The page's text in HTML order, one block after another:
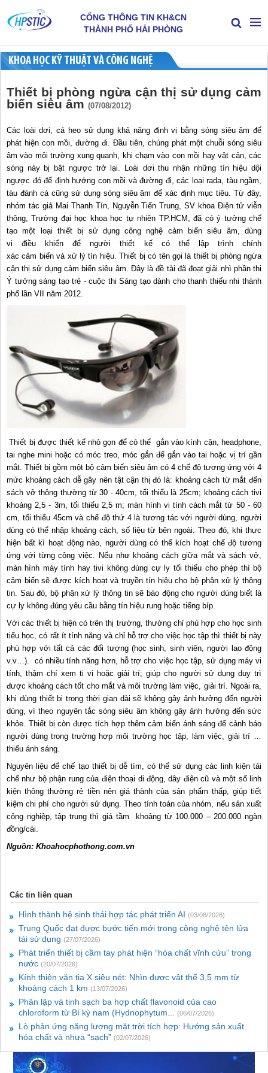
CỔNG THÔNG TIN KH&CN
THÀNH PHỐ HẢI PHÒNG
KHOA HỌC KỸ THUẬT VÀ CÔNG NGHỆ
Thiết bị phòng ngừa cận thị sử dụng cảm
biến siêu âm (07/08/2012)
Các loài dơi, cá heo sử dụng khả năng định vị bằng sóng siêu âm để
phát hiện con mồi, đường đi. Đầu tiên, chúng phát một chuỗi sóng siêu
âm vào môi trường xung quanh, khi chạm vào con mồi hay vật cản, các
sóng này bị bật ngược trở lại. Loài dơi thu nhận những tín hiệu dội
ngược đó để định hướng con mồi và đường đi, các loại rada, tàu ngầm,
tàu đánh cá cũng sử dụng sóng siêu âm để xác định mục tiêu. Từ đây,
nhóm tác giả Mai Thanh Tín, Nguyễn Tiến Trung, SV khoa Điện tử viễn
thông, Trường đại học khoa học tự nhiên TP.HCM, đã có ý tưởng chế
tạo một loại thiết bị sử dụng công nghệ cảm biến siêu âm, dùng
vi điều khiển để người thiết kế có thể lập trình chính
xác cảm biến và xử lý tín hiệu. Thiết bị có tên gọi là thiết bị phòng ngừa
cận thị sử dụng cảm biến siêu âm. Đây là đề tài đã đoạt giải nhì phần thi
Ý tưởng sáng tạo trẻ - cuộc thi Sáng tạo dành cho thanh thiếu nhi thành
phố lần VII năm 2012.
Thiết bị được thiết kế nhỏ gọn để có thể gắn vào kính cận, headphone,
tai nghe mini hoặc có móc treo, móc gắn để gắn vào tai hoặc vị trí gần
mắt. Thiết bị gồm một bộ cảm biến siêu âm có 4 chế độ tương ứng với 4
mức khoảng cách dễ gây nên tật cận thị đó là: khoảng cách từ mắt đến
sách vở thông thường từ 30 - 40cm, tối thiểu là 25cm; khoảng cách tivi
khoảng 2,5 - 3m, tối thiểu 2,5 m; màn hình vi tính cách mắt từ 50 - 60
cm, tối thiểu 45cm và chế độ thứ 4 là tương tác với người dùng, người
dùng có thể nhập khoảng cách, số liệu từ bên ngoài. Theo đó, khi thực
hiện bất kì hoạt động nào, người dùng có thể kích hoạt chế độ tương
ứng với từng công việc. Nếu như khoảng cách giữa mắt và sách vở,
màn hình máy tính hay tivi không đúng cự ly tối thiểu cho phép thì bộ
cảm biến sẽ được kích hoạt và truyền tín hiệu cho bộ phận xử lý thông
tin. Sau đó, bộ phận xử lý thông tin sẽ báo động cho người dùng biết là
cự ly không đúng yêu cầu bằng tín hiệu rung hoặc tiếng bíp.
Với các thiết bị hiện có trên thị trường, thường chỉ phù hợp cho học sinh
tiểu học, có rất ít tính năng và chỉ hỗ trợ cho việc học tập thì thiết bị này
phù hợp với tất cả các đối tượng (học sinh, sinh viên, người lao động
v.v…). có nhiều tính năng hơn, hỗ trợ cho việc học tập, sử dụng máy vi
tính, thậm chí xem ti vi hoặc giải trí; giúp cho người sử dụng duy trì
được khoảng cách tốt cho mắt và môi trường làm việc, giải trí. Ngoài ra,
khi dùng thiết bị trong thời gian dài sẽ không gây ảnh hưởng đến người
dùng, vì theo nguyên tắc sóng siêu âm không gây ảnh hưởng đến sức
khỏe. Thiết bị còn được tích hợp thêm cảm biến ánh sáng để cảnh báo
người dùng trong trường hợp môi trường học tập, làm việc, giải trí …
thiếu ánh sáng.
Nguyên liệu để chế tạo thiết bị dễ tìm, có thể sử dụng các linh kiện tái
chế như bộ phận rung của điện thoại di động, dây điện cũ và một số linh
kiện thông thường rẻ tiền nên giá thành của sản phẩm thấp, giúp tiết
kiệm chi phí cho người sử dụng. Theo tính toán của nhóm, nếu sản xuất
công nghiệp, tập trung thì giá tầm khoảng từ 100.000 – 200.000 ngàn
đồng/cái.
Nguồn: Khoahocphothong.com.vn
Các tin liên quan
Hình thành hệ sinh thái hợp tác phát triển AI (03/08/2026)
Trung Quốc đạt được bước tiến mới trong công nghệ tên lửa
tái sử dụng (27/07/2026)
Phát triển thiết bị cầm tay phát hiện “hóa chất vĩnh cửu” trong
nước (20/07/2026)
Kính thiên văn tia X siêu nét: Nhìn được vật thể 3,5 mm từ
khoảng cách 1 km (13/07/2026)
Phân lập và tinh sạch ba hợp chất flavonoid của cao
chloroform từ Bí kỳ nam (Hydnophytum... (06/07/2026)
Lò phản ứng năng lượng mặt trời tích hợp: Hướng sản xuất
hóa chất và nhựa “sạch” (02/07/2026)